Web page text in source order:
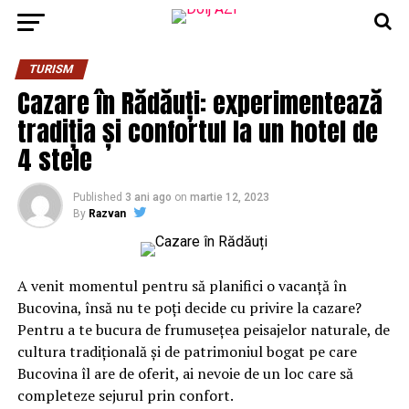
TURISM
Cazare în Rădăuți: experimentează
tradiția și confortul la un hotel de
4 stele
Published 3 ani ago on martie 12, 2023
By Razvan
A venit momentul pentru să planifici o vacanță în
Bucovina, însă nu te poți decide cu privire la cazare?
Pentru a te bucura de frumusețea peisajelor naturale, de
cultura tradițională și de patrimoniul bogat pe care
Bucovina îl are de oferit, ai nevoie de un loc care să
completeze sejurul prin confort.